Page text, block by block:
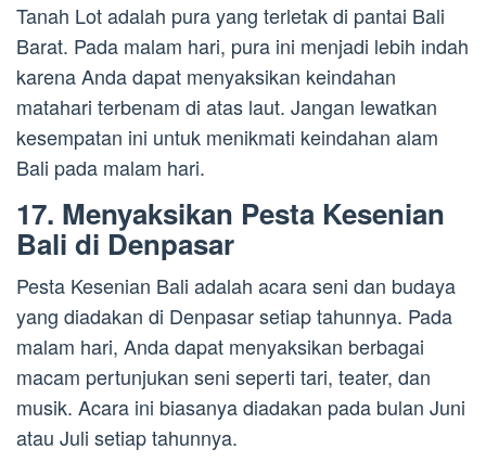
Tanah Lot adalah pura yang terletak di pantai Bali
Barat. Pada malam hari, pura ini menjadi lebih indah
karena Anda dapat menyaksikan keindahan
matahari terbenam di atas laut. Jangan lewatkan
kesempatan ini untuk menikmati keindahan alam
Bali pada malam hari.
17. Menyaksikan Pesta Kesenian
Bali di Denpasar
Pesta Kesenian Bali adalah acara seni dan budaya
yang diadakan di Denpasar setiap tahunnya. Pada
malam hari, Anda dapat menyaksikan berbagai
macam pertunjukan seni seperti tari, teater, dan
musik. Acara ini biasanya diadakan pada bulan Juni
atau Juli setiap tahunnya.